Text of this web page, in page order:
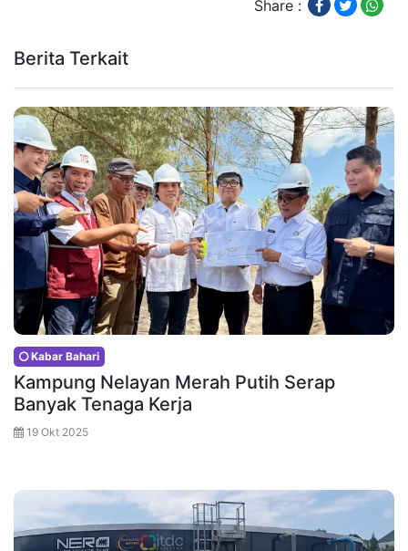
Share :
Berita Terkait
Kabar Bahari
Kampung Nelayan Merah Putih Serap
Banyak Tenaga Kerja
19 Okt 2025